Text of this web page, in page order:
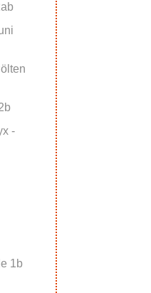
-
1b